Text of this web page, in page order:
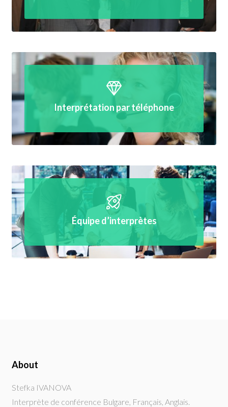
Interprétation par téléphone
Équipe d’interprètes
About
Stefka IVANOVA
Interprète de conférence Bulgare, Français, Anglais.